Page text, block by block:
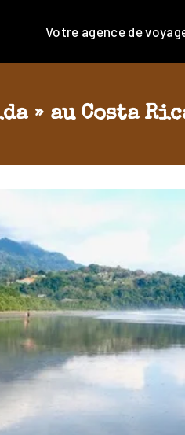
Votre agence de
» au Costa